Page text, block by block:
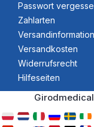
Passwort
Zahlarten
Versandkosten
Widerrufsrecht
Hilfeseiten